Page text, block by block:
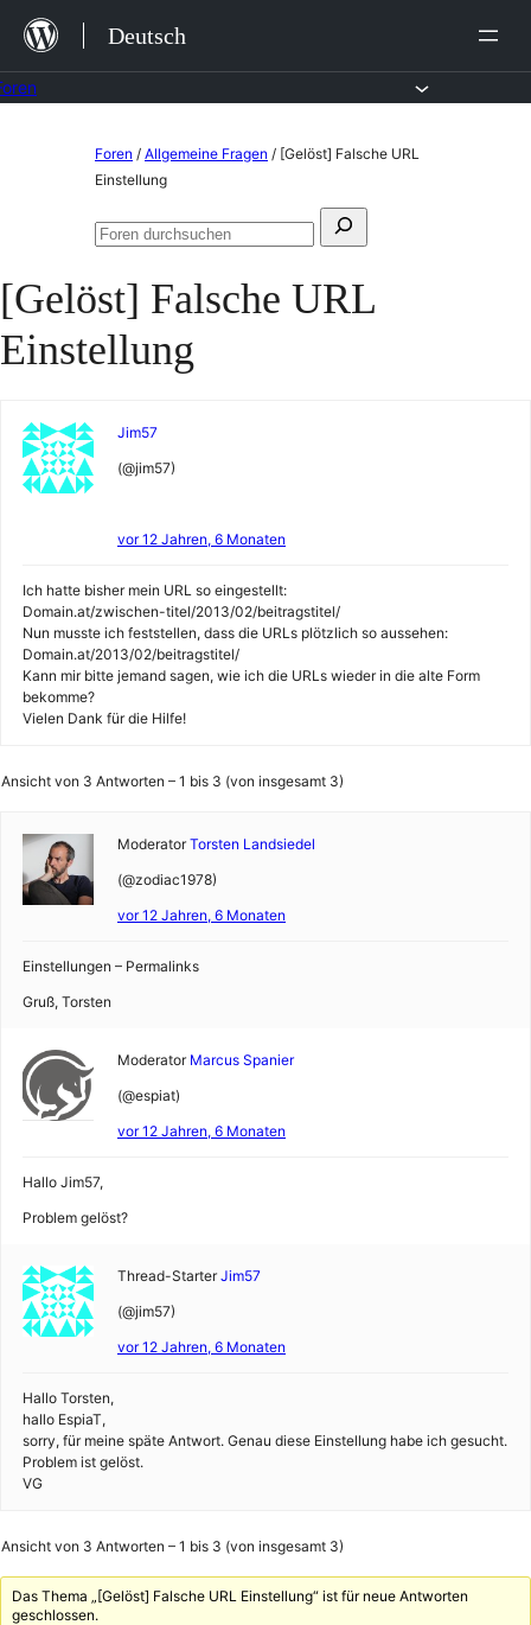
Zum
Inhalt
springen
Deutsch
Foren / Allgemeine Fragen / [Gelöst] Falsche URL
Einstellung
Suchen
Foren
[Gelöst] Falsche URL
Einstellung
Jim57
(@jim57)
vor 12 Jahren, 6 Monaten
Ich hatte bisher mein URL so eingestellt:
Domain.at/zwischen-titel/2013/02/beitragstitel/
Nun musste ich feststellen, dass die URLs plötzlich so aussehen:
Domain.at/2013/02/beitragstitel/
Kann mir bitte jemand sagen, wie ich die URLs wieder in die alte Form
bekomme?
Vielen Dank für die Hilfe!
Ansicht von 3 Antworten – 1 bis 3 (von insgesamt 3)
Moderator Torsten Landsiedel
(@zodiac1978)
vor 12 Jahren, 6 Monaten
Einstellungen – Permalinks
Gruß, Torsten
Moderator Marcus Spanier
(@espiat)
vor 12 Jahren, 6 Monaten
Hallo Jim57,
Problem gelöst?
Thread-Starter Jim57
(@jim57)
vor 12 Jahren, 6 Monaten
Hallo Torsten,
hallo EspiaT,
sorry, für meine späte Antwort. Genau diese Einstellung habe ich gesucht.
Problem ist gelöst.
VG
Ansicht von 3 Antworten – 1 bis 3 (von insgesamt 3)
Das Thema „[Gelöst] Falsche URL Einstellung“ ist für neue Antworten
geschlossen.